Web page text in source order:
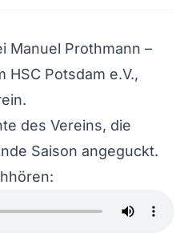
Manuel Prothmann –
HSC Potsdam e.V.,
des Vereins, die
Saison angeguckt.